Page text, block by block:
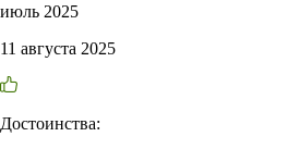
июль 2025
11 августа 2025
Достоинства: